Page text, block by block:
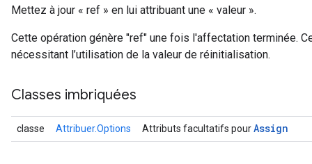
Mettez à jour « ref » en lui attribuant une « valeur ».
Cette opération génère "ref" une fois l'affectation terminée.
nécessitant l’utilisation de la valeur de réinitialisation.
Classes imbriquées
classe Attribuer.Options Attributs facultatifs pourAssign